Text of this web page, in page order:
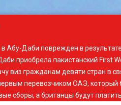
в Абу-Даби поврежден в
приобрела пакистанский First
виз гражданам девяти стран в
перевозчиком ОАЭ, который
сборы, а британцы будут